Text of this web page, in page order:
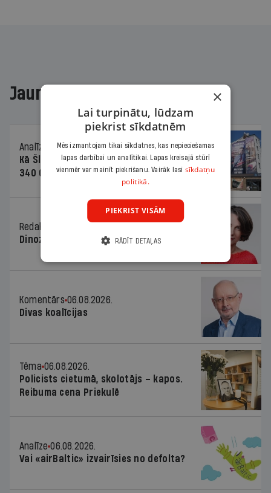
Jaunākajā žurnālā
Analīze
06.08.2026.
Kā Šlesera partija palika nesodīta par
340 000 vērtu reklāmas kampaņu
Redaktores sleja
Dinozaura triks
Komentārs 06.08.2026.
Divas koalīcijas
Tēma 06.08.2026.
Policists cietumā, skolotājs – kapos.
Reibuma cena Priekulē
Analīze 06.08.2026.
Vai «airBaltic» izvairīsies no defolta?
×
Lai turpinātu, lūdzam
piekrist sīkdatnēm
Mēs izmantojam tikai sīkdatnes, kas nepieciešamas
lapas darbībai un analītikai. Lapas kreisajā stūrī
vienmēr var mainīt piekrišanu. Vairāk lasi sīkdatņu
politikā.
PIEKRIST VISĀM
RĀDĪT DETAĻAS